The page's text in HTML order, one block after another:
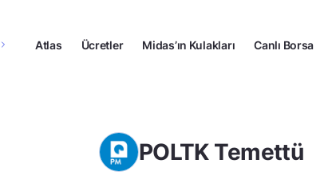
Atlas Ücretler Midas’ın Kulakları Canlı Borsa
POLTK Temettü